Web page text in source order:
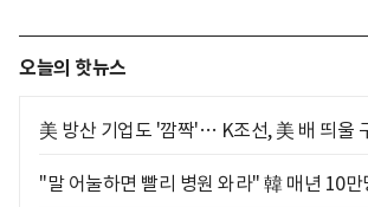
오늘의 핫뉴스
美 방산 기업도 '깜짝'… K조선, 美 배 띄울
"말 어눌하면 빨리 병원 와라" 韓 매년 10만